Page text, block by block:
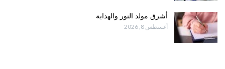
أشرق مولد النور والهداية
أغسطس 8, 2026